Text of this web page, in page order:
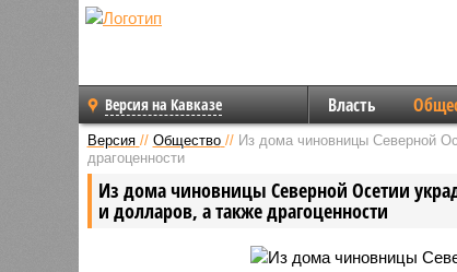
Версия на Кавказе Власть
Версия // Общество // Из дома чиновницы Северной
драгоценности
Из дома чиновницы Северной Осетии
и долларов, а также драгоценности